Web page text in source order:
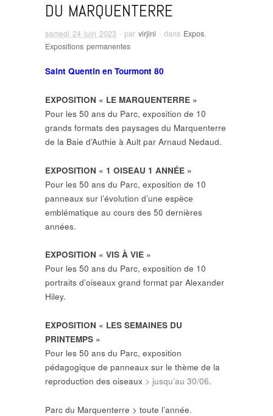
DU MARQUENTERRE
samedi 24 juin 2023 · par virjini · dans Expos,
Expositions permanentes
Saint Quentin en Tourmont 80
EXPOSITION « LE MARQUENTERRE »
Pour les 50 ans du Parc, exposition de 10
grands formats des paysages du Marquenterre
de la Baie d’Authie à Ault par Arnaud Nedaud.
EXPOSITION « 1 OISEAU 1 ANNÉE »
Pour les 50 ans du Parc, exposition de 10
panneaux sur l’évolution d’une espèce
emblématique au cours des 50 dernières
années.
EXPOSITION « VIS À VIE »
Pour les 50 ans du Parc, exposition de 10
portraits d’oiseaux grand format par Alexander
Hiley.
EXPOSITION « LES SEMAINES DU
PRINTEMPS »
Pour les 50 ans du Parc, exposition
pédagogique de panneaux sur le thème de la
reproduction des oiseaux > jusqu’au 30/06.
Parc du Marquenterre > toute l’année.